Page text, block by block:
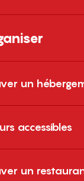
un
accessibles
un